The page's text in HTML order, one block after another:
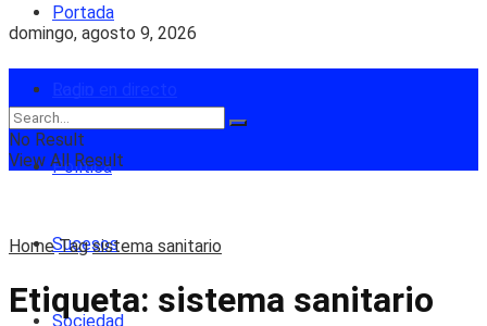
domingo, agosto 9, 2026
Portada
Política
Sucesos
Sociedad
No Result
View All Result
Home Tag sistema sanitario
Etiqueta: sistema sanitario